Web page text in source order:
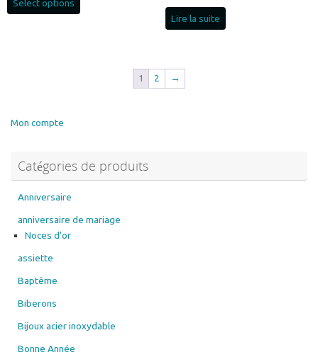
Select options
Lire la suite
1 2 →
Mon compte
Catégories de produits
Anniversaire
anniversaire de mariage
Noces d'or
assiette
Baptême
Biberons
Bijoux acier inoxydable
Bonne Année